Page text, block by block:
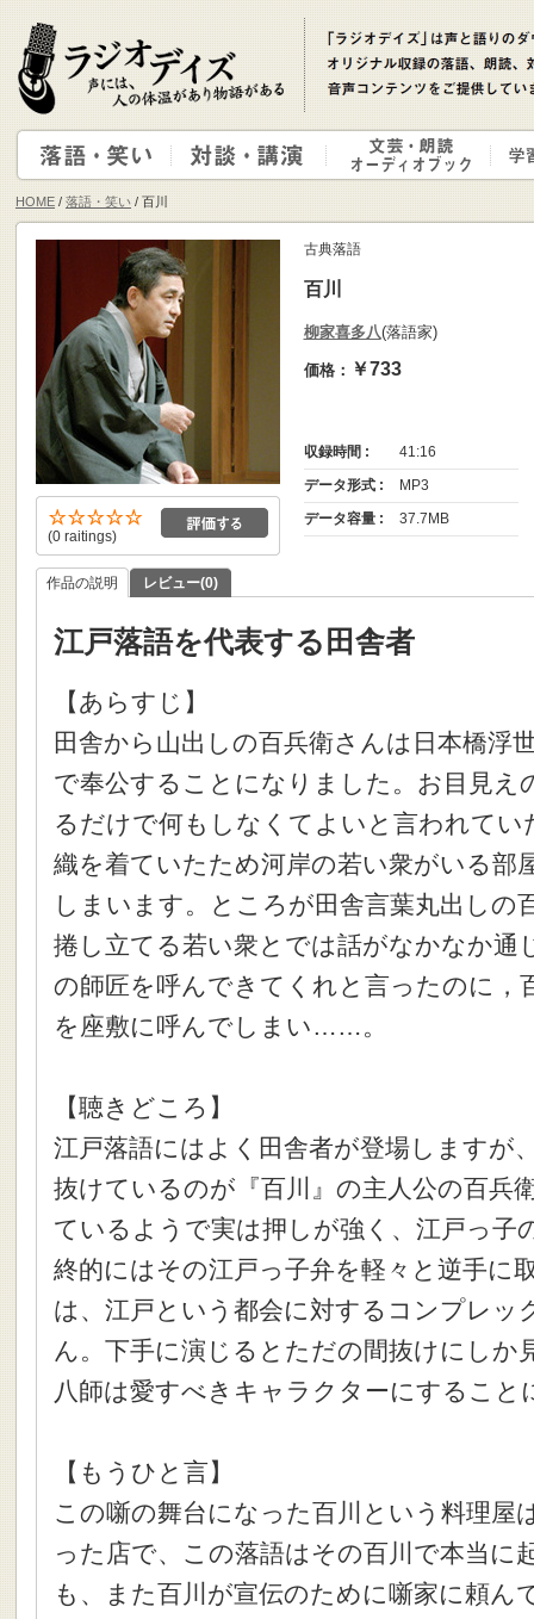
HOME / 落語・笑い / 百川
(0 raitings)
古典落語
百川
柳家喜多八(落語家)
価格： ￥733
収録時間 :
41:16
データ形式 :
MP3
データ容量 :
37.7MB
作品の説明 レビュー(0)
江戸落語を代表する田舎者
【あらすじ】
田舎から山出しの百兵衛さんは日本橋浮
で奉公することになりました。お目見え
るだけで何もしなくてよいと言われて
織を着ていたため河岸の若い衆がいる部
しまいます。ところが田舎言葉丸出しの
捲し立てる若い衆とでは話がなかなか通
の師匠を呼んできてくれと言ったのに，
を座敷に呼んでしまい……。
【聴きどころ】
江戸落語にはよく田舎者が登場しますが
抜けているのが『百川』の主人公の百兵
ているようで実は押しが強く、江戸っ子
終的にはその江戸っ子弁を軽々と逆手に
は、江戸という都会に対するコンプレッ
ん。下手に演じるとただの間抜けにしか
八師は愛すべきキャラクターにすること
【もうひと言】
この噺の舞台になった百川という料理屋
った店で、この落語はその百川で本当に
も、また百川が宣伝のために噺家に頼ん